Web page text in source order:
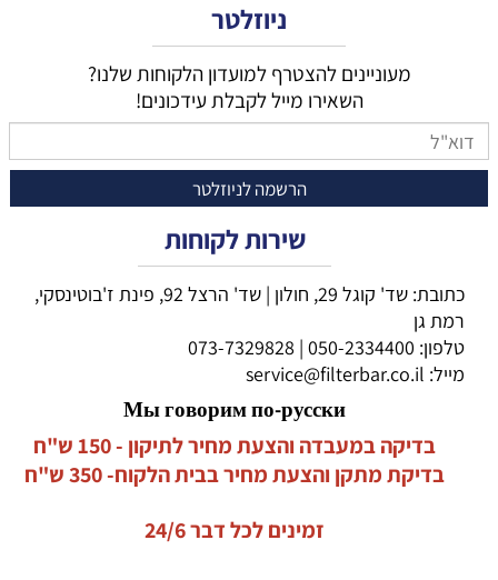
ניוזלטר
מעוניינים להצטרף למועדון הלקוחות שלנו?
השאירו מייל לקבלת עידכונים!
שירות לקוחות
כתובת: שד' קוגל 29, חולון | שד' הרצל 92, פינת ז'בוטינסקי,
רמת גן
טלפון: 050-2334400
|
073-7329828
מייל: service@filterbar.co.il
Мы говорим по-русски
בדיקה במעבדה והצעת מחיר לתיקון - 150 ש"ח
בדיקת מתקן והצעת מחיר בבית הלקוח- 350 ש"ח
זמינים לכל דבר 24/6